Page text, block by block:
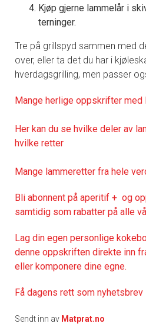
Kjøp gjerne lammelår i
terninger.
Tre på grillspyd sammen med
over, eller ta det du har i
hverdagsgrilling, men passer
Mange herlige oppskrifter med
Her kan du se hvilke deler av
hvilke retter
Mange lammeretter fra hele
Bli abonnent på aperitif + og
samtidig som rabatter på alle
Lag din egen personlige
denne oppskriften direkte inn
eller komponere dine egne.
Få dagens rett som nyhetsbrev
Sendt inn av Matprat.no